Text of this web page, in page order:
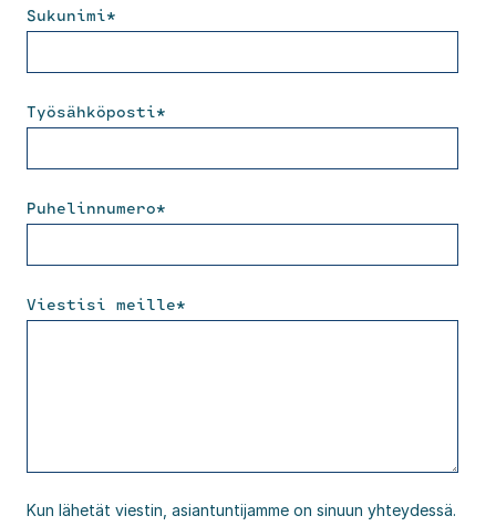
Sukunimi*
Työsähköposti*
Puhelinnumero*
Viestisi meille*
Kun lähetät viestin, asiantuntijamme on sinuun yhteydessä.